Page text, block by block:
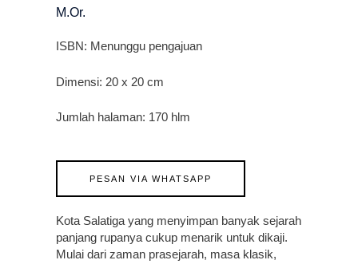
M.Or.
ISBN: Menunggu pengajuan
Dimensi: 20 x 20 cm
Jumlah halaman: 170 hlm
PESAN VIA WHATSAPP
Kota Salatiga yang menyimpan banyak sejarah
panjang rupanya cukup menarik untuk dikaji.
Mulai dari zaman prasejarah, masa klasik,